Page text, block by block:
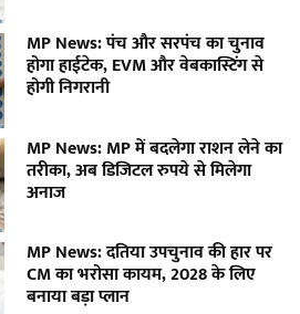
MP News: पंच और सरपंच का चुनाव
होगा हाईटेक, EVM और वेबकास्टिंग से
होगी निगरानी
MP News: MP में बदलेगा राशन लेने का
तरीका, अब डिजिटल रुपये से मिलेगा
अनाज
MP News: दतिया उपचुनाव की हार पर
CM का भरोसा कायम, 2028 के लिए
बनाया बड़ा प्लान